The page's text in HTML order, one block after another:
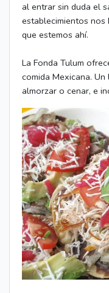
al entrar sin duda el
establecimientos nos
que estemos ahí.
La Fonda Tulum
comida Mexicana.
almorzar o cenar, e